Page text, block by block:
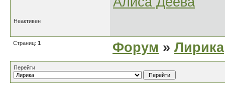
Неактивен
Страниц: 1 Форум » Лирика
Перейти